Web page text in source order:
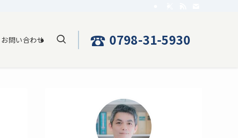
お問い合わせ ☎ 0798-31-5930